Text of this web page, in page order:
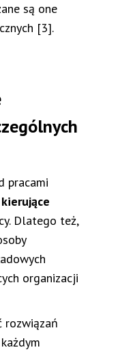
są one
[3].
pracami
Dlatego też,
organizacji
rozwiązań